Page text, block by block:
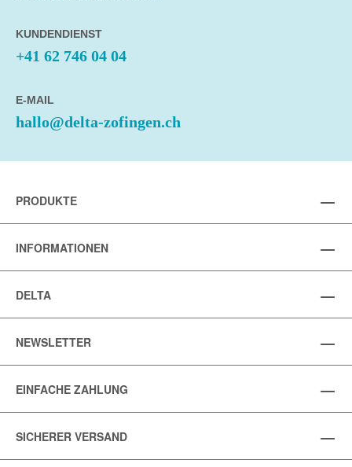
KUNDENDIENST
+41 62 746 04 04
E-MAIL
hallo@delta-zofingen.ch
PRODUKTE
INFORMATIONEN
DELTA
NEWSLETTER
EINFACHE ZAHLUNG
SICHERER VERSAND